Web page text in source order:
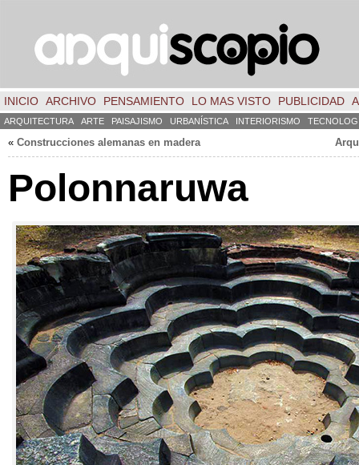
INICIO ARCHIVO PENSAMIENTO LO MAS VISTO PUBLICIDAD
ARQUITECTURA ARTE PAISAJISMO URBANÍSTICA INTERIORISMO
« Construcciones alemanas en madera
Polonnaruwa